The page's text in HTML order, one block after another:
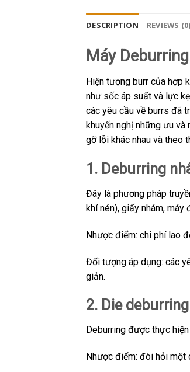
DESCRIPTION REVIEWS (0)
Máy
Hiện tượng burr của hợp
như sốc áp suất và lực
các yêu cầu về burrs đã
khuyến nghị những ưu
gỡ lỗi khác nhau và theo
1. Deburring
Đây là phương pháp
khí nén), giấy nhám, máy
Nhược điểm: chi phí lao
Đối tượng áp dụng: các
giản.
2. Die deburring
Deburring được thực
Nhược điểm: đòi hỏi một